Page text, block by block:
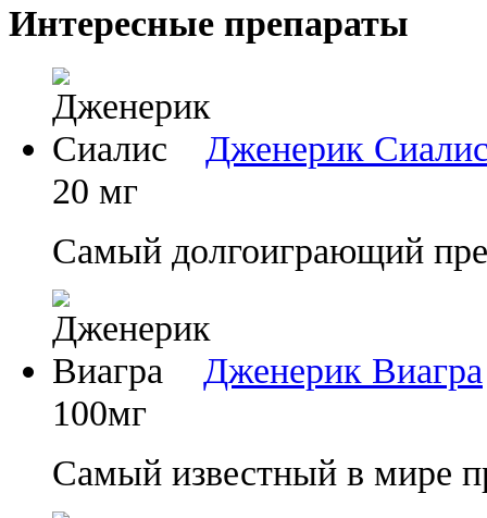
Интересные препараты
Дженерик
20 мг
Самый долгоиграющий
Дженерик Виагра
100мг
Самый известный в мире